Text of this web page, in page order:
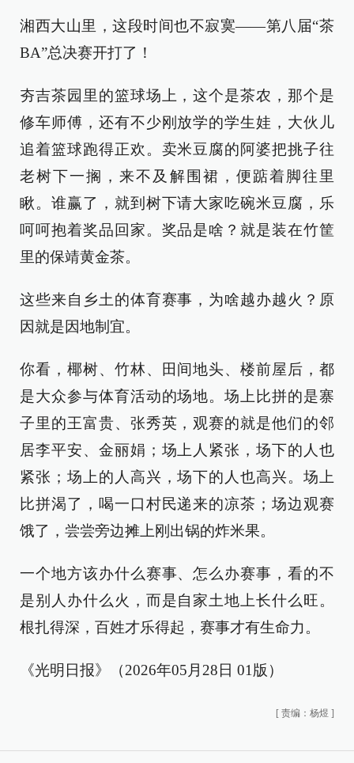
湘西大山里，这段时间也不寂寞——第八届“茶
BA”总决赛开打了！
夯吉茶园里的篮球场上，这个是茶农，那个是
修车师傅，还有不少刚放学的学生娃，大伙儿
追着篮球跑得正欢。卖米豆腐的阿婆把挑子往
老树下一搁，来不及解围裙，便踮着脚往里
瞅。谁赢了，就到树下请大家吃碗米豆腐，乐
呵呵抱着奖品回家。奖品是啥？就是装在竹筐
里的保靖黄金茶。
这些来自乡土的体育赛事，为啥越办越火？原
因就是因地制宜。
你看，椰树、竹林、田间地头、楼前屋后，都
是大众参与体育活动的场地。场上比拼的是寨
子里的王富贵、张秀英，观赛的就是他们的邻
居李平安、金丽娟；场上人紧张，场下的人也
紧张；场上的人高兴，场下的人也高兴。场上
比拼渴了，喝一口村民递来的凉茶；场边观赛
饿了，尝尝旁边摊上刚出锅的炸米果。
一个地方该办什么赛事、怎么办赛事，看的不
是别人办什么火，而是自家土地上长什么旺。
根扎得深，百姓才乐得起，赛事才有生命力。
《光明日报》（2026年05月28日 01版）
[ 责编：杨煜 ]